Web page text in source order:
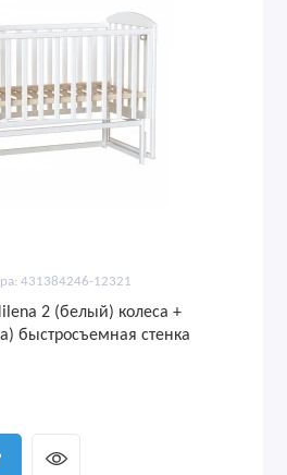
431384246-12321
2 (белый) колеса +
быстросъемная стенка